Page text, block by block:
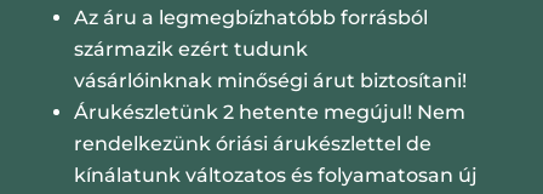
Az áru a legmegbízhatóbb forrásból
származik ezért tudunk
vásárlóinknak minőségi árut biztosítani!
Árukészletünk 2 hetente megújul! Nem
rendelkezünk óriási árukészlettel de
kínálatunk változatos és folyamatosan új